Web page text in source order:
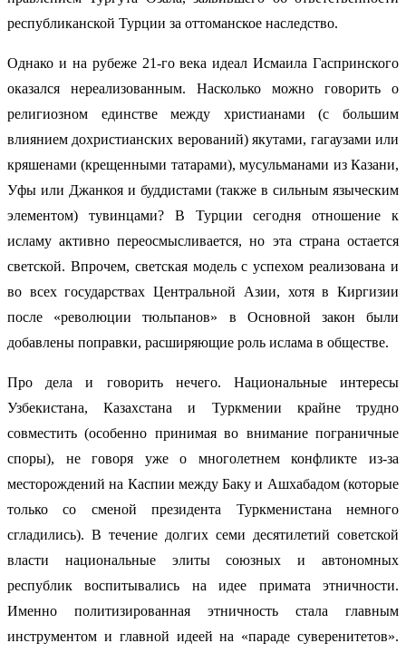
республиканской Турции за оттоманское наследство.
Однако и на рубеже 21-го века идеал Исмаила Гаспринского
оказался нереализованным. Насколько можно говорить о
религиозном единстве между христианами (с большим
влиянием дохристианских верований) якутами, гагаузами или
кряшенами (крещенными татарами), мусульманами из Казани,
Уфы или Джанкоя и буддистами (также в сильным языческим
элементом) тувинцами? В Турции сегодня отношение к
исламу активно переосмысливается, но эта страна остается
светской. Впрочем, светская модель с успехом реализована и
во всех государствах Центральной Азии, хотя в Киргизии
после «революции тюльпанов» в Основной закон были
добавлены поправки, расширяющие роль ислама в обществе.
Про дела и говорить нечего. Национальные интересы
Узбекистана, Казахстана и Туркмении крайне трудно
совместить (особенно принимая во внимание пограничные
споры), не говоря уже о многолетнем конфликте из-за
месторождений на Каспии между Баку и Ашхабадом (которые
только со сменой президента Туркменистана немного
сгладились). В течение долгих семи десятилетий советской
власти национальные элиты союзных и автономных
республик воспитывались на идее примата этничности.
Именно политизированная этничность стала главным
инструментом и главной идеей на «параде суверенитетов».